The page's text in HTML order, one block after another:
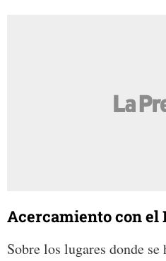
Acercamiento con
Sobre los lugares donde